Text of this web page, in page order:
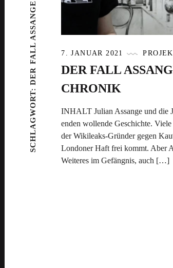
SCHLAGWORT:
DER FALL ASSANGE 7. JANUAR 2021
DER FALL
CHRONIK
INHALT Julian Assange und die
enden wollende Geschichte.
der Wikileaks-Gründer gegen
Londoner Haft frei kommt. Aber
Weiteres im Gefängnis, auch […]